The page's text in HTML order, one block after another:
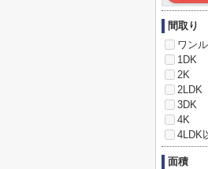
間取り
ワン
1DK
2K
2LDK
3DK
4K
4LDK
面積